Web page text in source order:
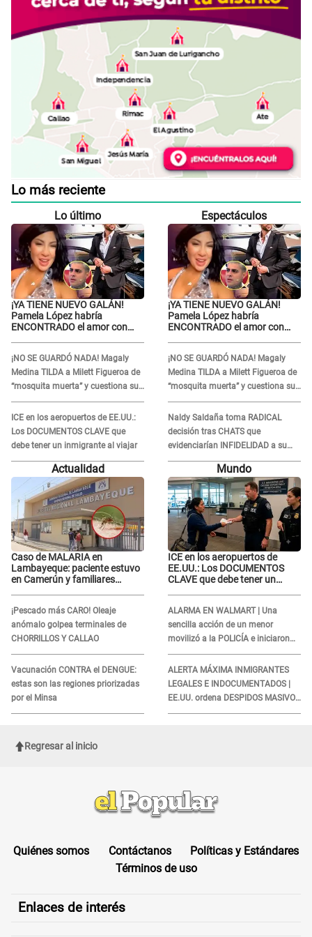
Lo más reciente
Lo último
¡YA TIENE NUEVO GALÁN!
Pamela López habría
ENCONTRADO el amor con
¡NO SE GUARDÓ NADA! Magaly
Medina TILDA a Milett Figueroa de
“mosquita muerta” y cuestiona su
RECONCILIACIÓN con Marcelo
Tinelli en TV argentina
ICE en los aeropuertos de EE.UU.:
Los DOCUMENTOS CLAVE que
debe tener un inmigrante al viajar
Espectáculos
¡YA TIENE NUEVO GALÁN!
Pamela López habría
ENCONTRADO el amor con
¡NO SE GUARDÓ NADA! Magaly
Medina TILDA a Milett Figueroa de
“mosquita muerta” y cuestiona su
RECONCILIACIÓN con Marcelo
Tinelli en TV argentina
Naldy Saldaña toma RADICAL
decisión tras CHATS que
evidenciarían INFIDELIDAD a su
novio con animador de 'La Bella
Luz': "Un día..."
Actualidad
Caso de MALARIA en
Lambayeque: paciente estuvo
en Camerún y familiares
¡Pescado más CARO! Oleaje
anómalo golpea terminales de
CHORRILLOS Y CALLAO
Vacunación CONTRA el DENGUE:
estas son las regiones priorizadas
por el Minsa
Mundo
ICE en los aeropuertos de
EE.UU.: Los DOCUMENTOS
CLAVE que debe tener un
ALARMA EN WALMART | Una
sencilla acción de un menor
movilizó a la POLICÍA e iniciaron
una investigación por lo hallado:
¿Qué ocurrió?
ALERTA MÁXIMA INMIGRANTES
LEGALES E INDOCUMENTADOS |
EE.UU. ordena DESPIDOS MASIVOS
y DEPORTACIONES a estos
Regresar al inicio
Quiénes somos Contáctanos
Políticas y Estándares
Términos de uso
Enlaces de interés